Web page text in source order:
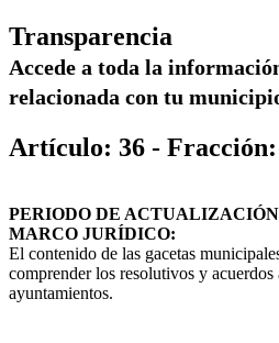
Transparencia
Accede a toda la
relacionada con tu
Artículo: 36 -
PERIODO DE
MARCO JURÍDICO:
El contenido de las gacetas
comprender los resolutivos y acuerdos
ayuntamientos.